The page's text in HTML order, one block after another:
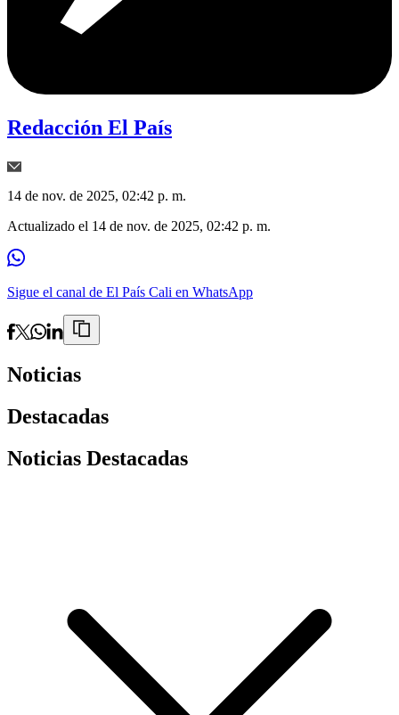
Redacción El País
14 de nov. de 2025, 02:42 p. m.
Actualizado el 14 de nov. de 2025, 02:42 p. m.
Sigue el canal de El País Cali en WhatsApp
Noticias
Destacadas
Noticias Destacadas